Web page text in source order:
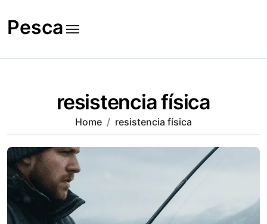
to
content
Pesca
resistencia física
Home resistencia física